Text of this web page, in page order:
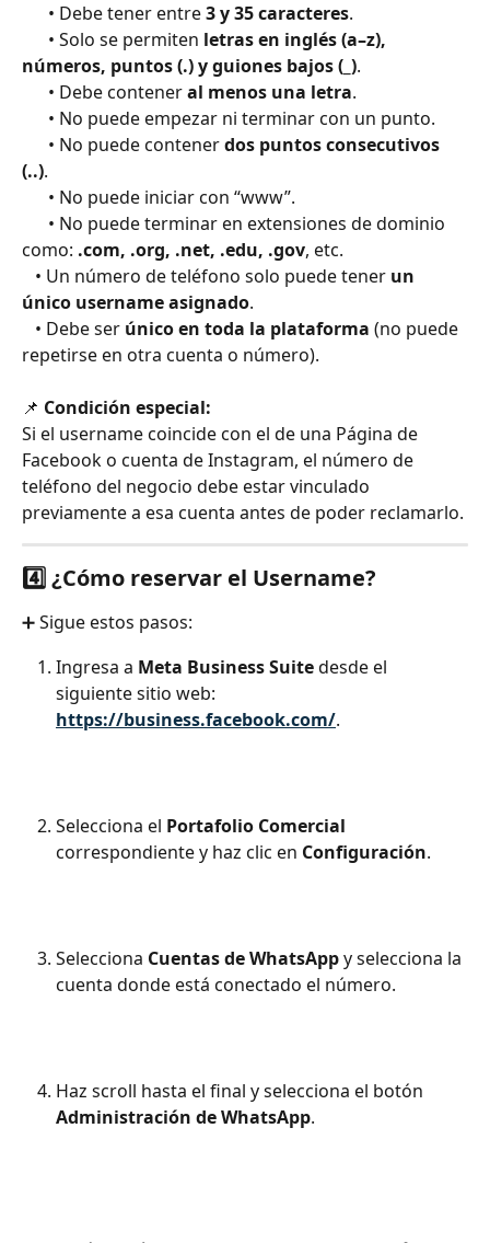
      • Debe tener entre
3 y 35 caracteres.
      • Solo se permiten
letras en inglés (a–z),
números, puntos (.) y guiones bajos (_).
      • Debe contener
al menos una letra.
      • No puede empezar ni terminar con un punto.
      • No puede contener
dos puntos consecutivos
(..).
      • No puede iniciar con “www”.
como: .com, .org, .net, .edu, .gov, etc.
   • Un número de teléfono solo puede tener
un
único username asignado.
   • Debe ser
único en toda la plataforma (no puede
repetirse en otra cuenta o número).
📌 Condición especial:
Si el username coincide con el de una Página de
Facebook o cuenta de Instagram, el número de
teléfono del negocio debe estar vinculado
previamente a esa cuenta antes de poder reclamarlo.
4️⃣ ¿Cómo reservar el Username?
➕ Sigue estos pasos:
Ingresa a Meta Business Suite desde el
siguiente sitio web:
https://business.facebook.com/.
Selecciona el Portafolio Comercial
correspondiente y haz clic en Configuración.
Selecciona Cuentas de WhatsApp y selecciona la
cuenta donde está conectado el número.
Haz scroll hasta el final y selecciona el botón
Administración de WhatsApp.